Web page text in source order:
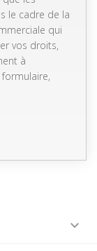
le cadre de la
qui
vos droits,
à
